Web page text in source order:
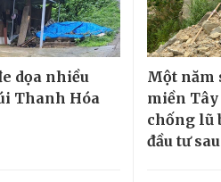
dọa nhiều
Thanh Hóa
Một năm
miền
chống lũ
đầu tư